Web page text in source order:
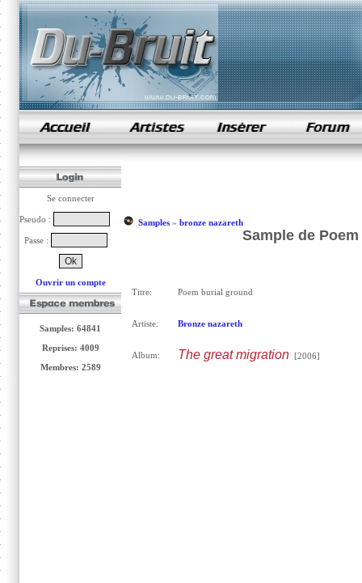
samples de rap
Se connecter
Pseudo :
Passe :
Ouvrir un compte
Samples: 64841
Reprises: 4009
Membres: 2589
Samples» bronze nazareth
Sample de
Titre: Poem burial ground
Artiste: Bronze nazareth
Album: The great migration[2006]